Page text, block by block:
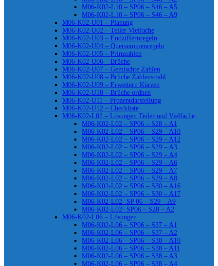
M06-K02-L10 – SP06 – S46 – A5
M06-K02-L10 – SP06 – S46 – A9
M06-K02-U01 – Planung
M06-K02-U02 – Teiler Vielfache
M06-K02-U03 – Endziffernregeln
M06-K02-U04 – Quersummenregeln
M06-K02-U05 – Primzahlen
M06-K02-U06 – Brüche
M06-K02-U07 – Gemischte Zahlen
M06-K02-U08 – Brüche Zahlenstrahl
M06-K02-U09 – Erweitern Kürzen
M06-K02-U10 – Brüche ordnen
M06-K02-U11 – Prozentdarstellung
M06-K02-U12 – Checkliste
M06-K02-L02 – Lösungen Teiler und Vielfache
M06-K02-L02 – SP06 – S28 – A1
M06-K02-L02 – SP06 – S29 – A10
M06-K02-L02 – SP06 – S29 – A12
M06-K02-L02 – SP06 – S29 – A3
M06-K02-L02 – SP06 – S29 – A4
M06-K02-L02 – SP06 – S29 – A6
M06-K02-L02 – SP06 – S29 – A7
M06-K02-L02 – SP06 – S29 – A8
M06-K02-L02 – SP06 – S30 – A16
M06-K02-L02 – SP06 – S30 – A17
M06-K02-L02- SP 06 – S29 – A9
M06-K02-L02- SP06 – S28 – A2
M06-K02-L06 – Lösungen
M06-K02-L06 – SP06 – S37 – A1
M06-K02-L06 – SP06 – S37 – A2
M06-K02-L06 – SP06 – S38 – A10
M06-K02-L06 – SP06 – S38 – A11
M06-K02-L06 – SP06 – S38 – A3
M06-K02-L06 – SP06 – S38 – A4